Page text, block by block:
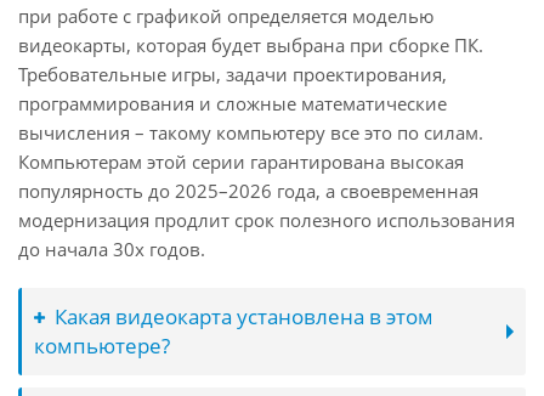
при работе с графикой определяется моделью
видеокарты, которая будет выбрана при сборке ПК.
Требовательные игры, задачи проектирования,
программирования и сложные математические
вычисления – такому компьютеру все это по силам.
Компьютерам этой серии гарантирована высокая
популярность до 2025–2026 года, а своевременная
модернизация продлит срок полезного использования
до начала 30х годов.
Какая видеокарта установлена в этом
компьютере?